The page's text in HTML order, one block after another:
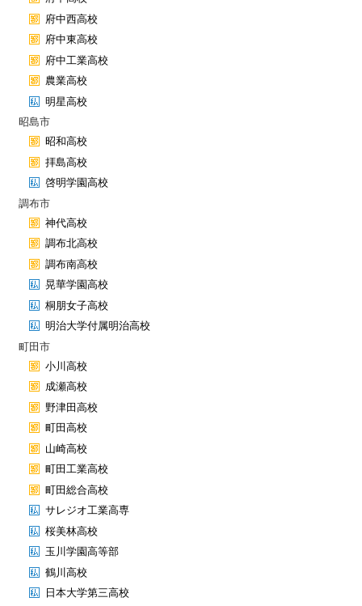
府中西高校
府中東高校
府中工業高校
農業高校
明星高校
昭島市
昭和高校
拝島高校
啓明学園高校
調布市
神代高校
調布北高校
調布南高校
晃華学園高校
桐朋女子高校
明治大学付属明治高校
町田市
小川高校
成瀬高校
野津田高校
町田高校
山崎高校
町田工業高校
町田総合高校
サレジオ工業高専
桜美林高校
玉川学園高等部
鶴川高校
日本大学第三高校